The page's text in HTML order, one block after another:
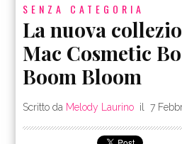
SENZA CATEGORIA
La nuova
Mac Cosmetic
Boom Bloom
Scritto da Melody Laurino il7